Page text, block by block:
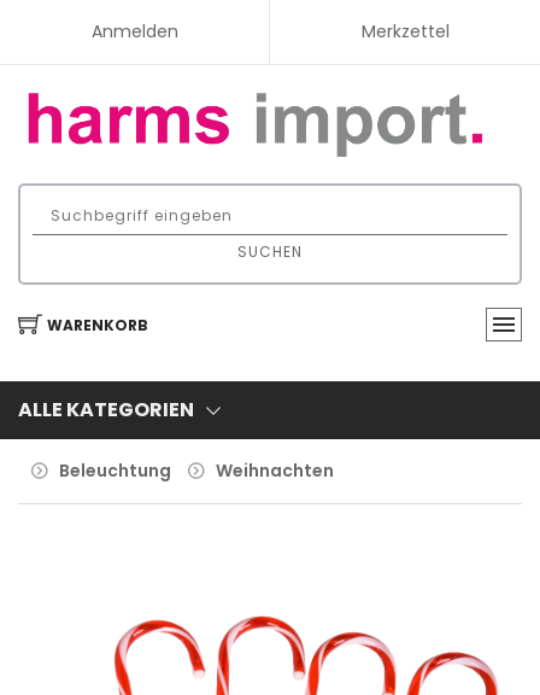
Anmelden Merkzettel
SUCHEN
WARENKORB
ALLE KATEGORIEN
Beleuchtung Weihnachten